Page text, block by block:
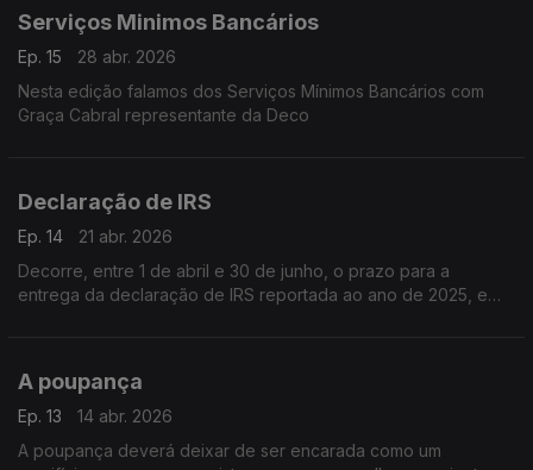
Serviços Minimos Bancários
Ep. 15
28 abr. 2026
Nesta edição falamos dos Serviços Mínimos Bancários com
Graça Cabral representante da Deco
Declaração de IRS
Ep. 14
21 abr. 2026
Decorre, entre 1 de abril e 30 de junho, o prazo para a
entrega da declaração de IRS reportada ao ano de 2025, e
A poupança
Ep. 13
14 abr. 2026
A poupança deverá deixar de ser encarada como um